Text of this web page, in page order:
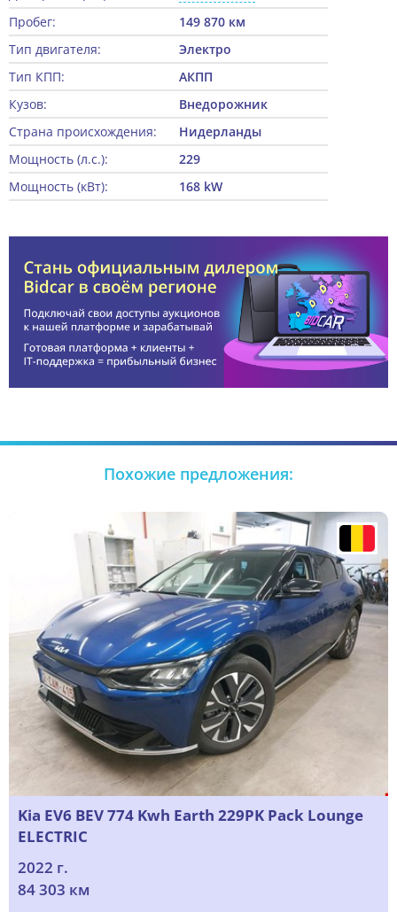
Пробег:
149 870 км
Тип двигателя:
Электро
Тип КПП:
АКПП
Кузов:
Внедорожник
Страна происхождения:
Нидерланды
Мощность (л.с.):
229
Мощность (кВт):
168 kW
Похожие предложения:
Kia EV6 BEV 774 Kwh Earth 229PK Pack Lounge
ELECTRIC
2022 г.
84 303 км